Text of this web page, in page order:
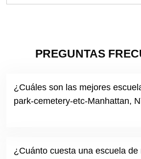
PREGUNTAS
¿Cuáles son las mejores
park-cemetery-etc-Manhattan,
¿Cuánto cuesta una escuela